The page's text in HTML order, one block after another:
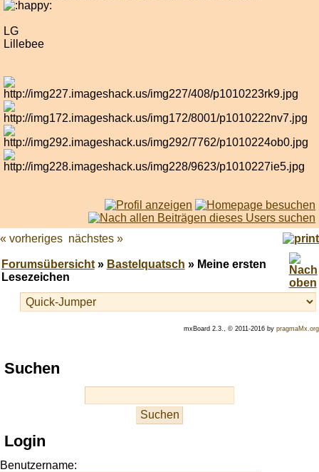
LG
Lillebee
« vorheriges nächstes »
Forumsübersicht» Bastelquatsch » Meine ersten
Lesezeichen
mxBoard 2.3., © 2011-2016 by pragmaMx.org
Play
best
site
https://onlineslots.money/
Suchen
Login
Benutzername: